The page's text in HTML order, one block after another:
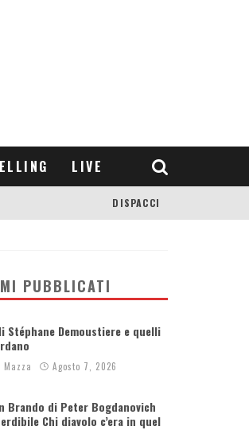
LIVE
DISPACCI
PUBBLICATI
Stéphane Demoustiere e quelli
Mazza Agosto 7, 2026
Brando di Peter Bogdanovich
Chi diavolo c’era in quel